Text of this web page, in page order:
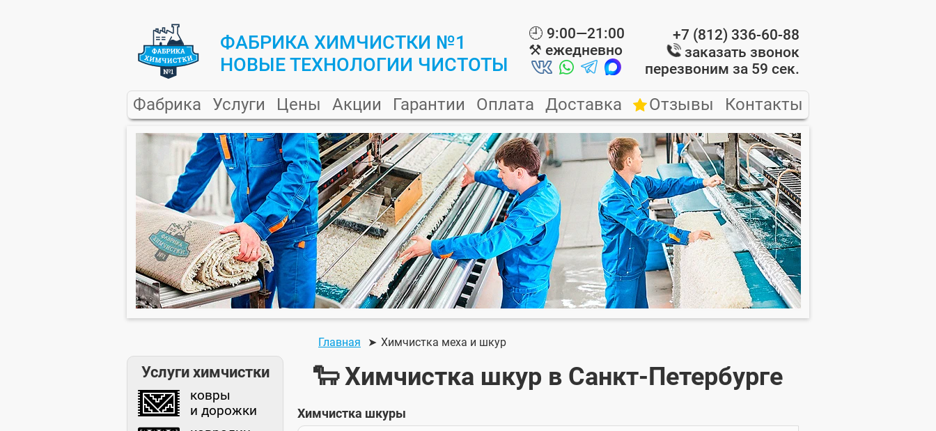
ФАБРИКА ХИМЧИСТКИ №1
НОВЫЕ ТЕХНОЛОГИИ ЧИСТОТЫ
🕘 9:00—21:00
⚒️ ежедневно
+7 (812) 336-60-88
заказать звонок
перезвоним за 59 сек.
Фабрика Услуги Цены Акции Гарантии Оплата Доставка Отзывы Контакты
Главная Химчистка меха и шкур
🐑 Химчистка шкур в Санкт-Петербурге
Химчистка шкуры
Услуги химчистки
ковры
и дорожки